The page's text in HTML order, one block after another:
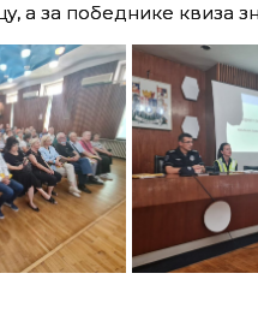
а за победнике квиза